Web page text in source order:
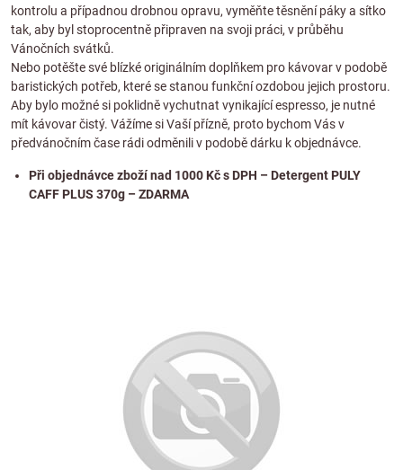
kontrolu a případnou drobnou opravu, vyměňte těsnění páky a sítko
tak, aby byl stoprocentně připraven na svoji práci, v průběhu
Vánočních svátků.
Nebo potěšte své blízké originálním doplňkem pro kávovar v podobě
baristických potřeb, které se stanou funkční ozdobou jejich prostoru.
Aby bylo možné si poklidně vychutnat vynikající espresso, je nutné
mít kávovar čistý. Vážíme si Vaší přízně, proto bychom Vás v
předvánočním čase rádi odměnili v podobě dárku k objednávce.
Při objednávce zboží nad 1000 Kč s DPH – Detergent PULY
CAFF PLUS 370g – ZDARMA